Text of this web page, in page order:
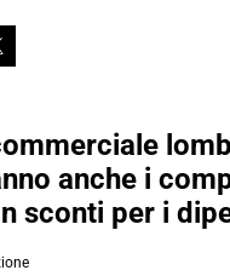
anche i
sconti per i